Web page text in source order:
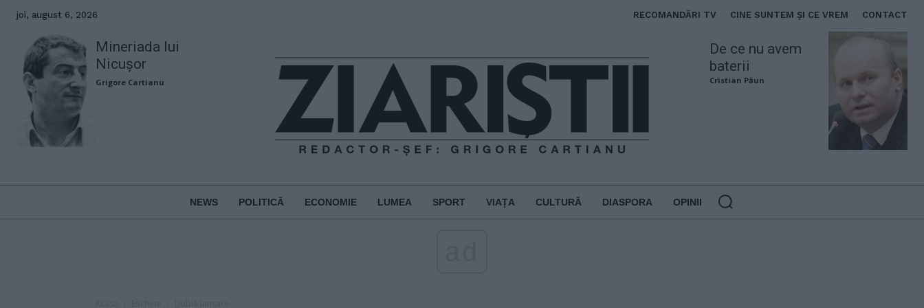
joi, august 6, 2026 RECOMANDĂRI TV CINE SUNTEM ȘI CE VREM CONTACT
Mineriada lui
Nicușor
Grigore Cartianu
De ce nu avem
baterii
Cristian Păun
NEWS POLITICĂ ECONOMIE LUMEA SPORT VIAȚA CULTURĂ DIASPORA OPINII